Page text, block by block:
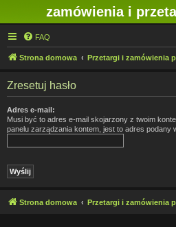
zamówienia i
FAQ
Strona domowa Przetargi i zamówienia
Zresetuj hasło
Adres e-mail:
Musi być to adres e-mail skojarzony z twoim
panelu zarządzania kontem, jest to adres podany
Strona domowa Przetargi i zamówienia